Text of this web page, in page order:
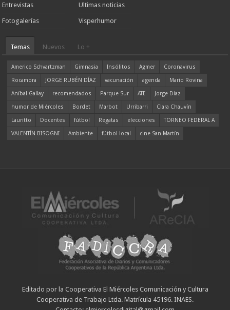
Entrevistas
Fotogalerías
Ultimas noticias
Visperhumor
Temas Nuevos Lo +
Americo Schvartzman Gimnasia Insólitos Agmer
Coronavirus
Rocamora
JORGE RUBÉN DÍAZ vacunación agenda
Mario Rovina
Aníbal Gallay
recomendados Parque Sur ATE
Jorge Díaz
humor de Miércoles
Bordet Marbot Urribarri
Clara Chauvín
Lauritto
Docentes fútbol Regatas elecciones
TORNEO FEDERAL A
VALENTÍN BISOGNI
Ambiente fútbol local cine San Martín
Editado por la Cooperativa El Miércoles Comunicación y Cultura
Cooperativa de Trabajo Ltda. Matrícula 45196. INAES.